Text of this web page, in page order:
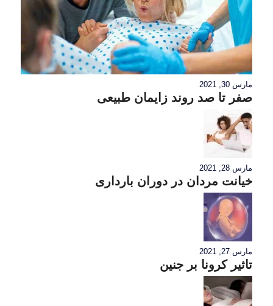
مارس 30, 2021
صفر تا صد روند زایمان طبیعی
مارس 28, 2021
خیانت مردان در دوران بارداری
مارس 27, 2021
تاثیر کرونا بر جنین